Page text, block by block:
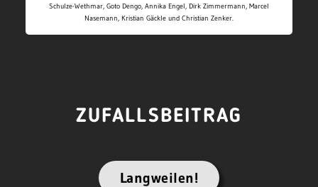
Schulze-Wethmar, Goto Dengo, Annika Engel, Dirk Zimmermann, Marcel
Nasemann, Kristian Gäckle und Christian Zenker.
ZUFALLSBEITRAG
Langweilen!